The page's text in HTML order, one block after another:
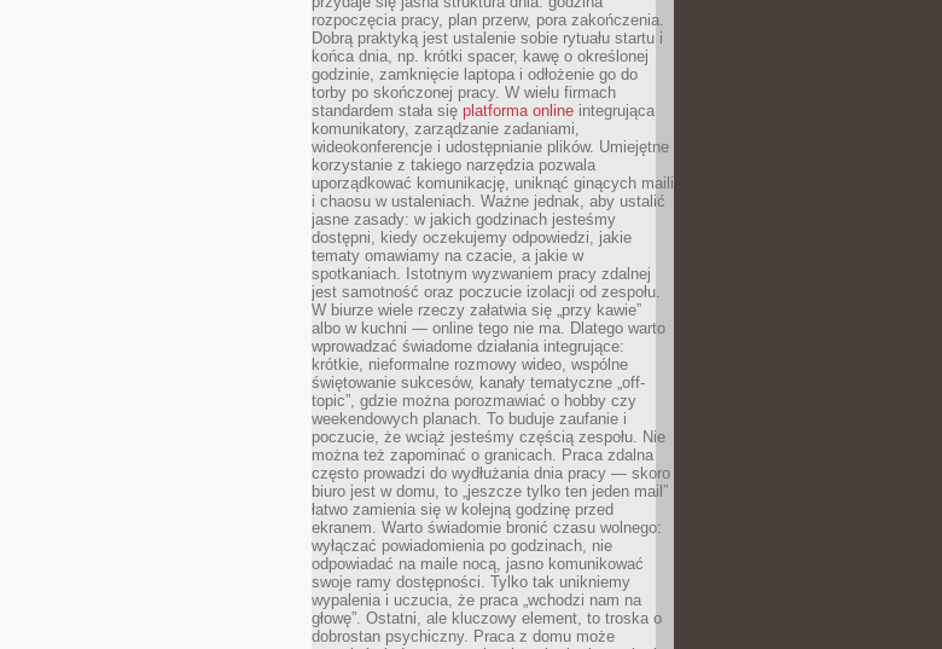
rozpoczęcia pracy, plan przerw, pora zakończenia.
Dobrą praktyką jest ustalenie sobie rytuału startu i
końca dnia, np. krótki spacer, kawę o określonej
godzinie, zamknięcie laptopa i odłożenie go do
torby po skończonej pracy. W wielu firmach
standardem stała się platforma online integrująca
komunikatory, zarządzanie zadaniami,
wideokonferencje i udostępnianie plików. Umiejętne
korzystanie z takiego narzędzia pozwala
uporządkować komunikację, uniknąć ginących maili
i chaosu w ustaleniach. Ważne jednak, aby ustalić
jasne zasady: w jakich godzinach jesteśmy
dostępni, kiedy oczekujemy odpowiedzi, jakie
tematy omawiamy na czacie, a jakie w
spotkaniach. Istotnym wyzwaniem pracy zdalnej
jest samotność oraz poczucie izolacji od zespołu.
W biurze wiele rzeczy załatwia się „przy kawie”
albo w kuchni — online tego nie ma. Dlatego warto
wprowadzać świadome działania integrujące:
krótkie, nieformalne rozmowy wideo, wspólne
świętowanie sukcesów, kanały tematyczne „off-
topic”, gdzie można porozmawiać o hobby czy
weekendowych planach. To buduje zaufanie i
poczucie, że wciąż jesteśmy częścią zespołu. Nie
można też zapominać o granicach. Praca zdalna
często prowadzi do wydłużania dnia pracy — skoro
biuro jest w domu, to „jeszcze tylko ten jeden mail”
łatwo zamienia się w kolejną godzinę przed
ekranem. Warto świadomie bronić czasu wolnego:
wyłączać powiadomienia po godzinach, nie
odpowiadać na maile nocą, jasno komunikować
swoje ramy dostępności. Tylko tak unikniemy
wypalenia i uczucia, że praca „wchodzi nam na
głowę”. Ostatni, ale kluczowy element, to troska o
dobrostan psychiczny. Praca z domu może